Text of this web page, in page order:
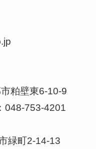
粕壁東6-10-9
048-753-4201
緑町2-14-13